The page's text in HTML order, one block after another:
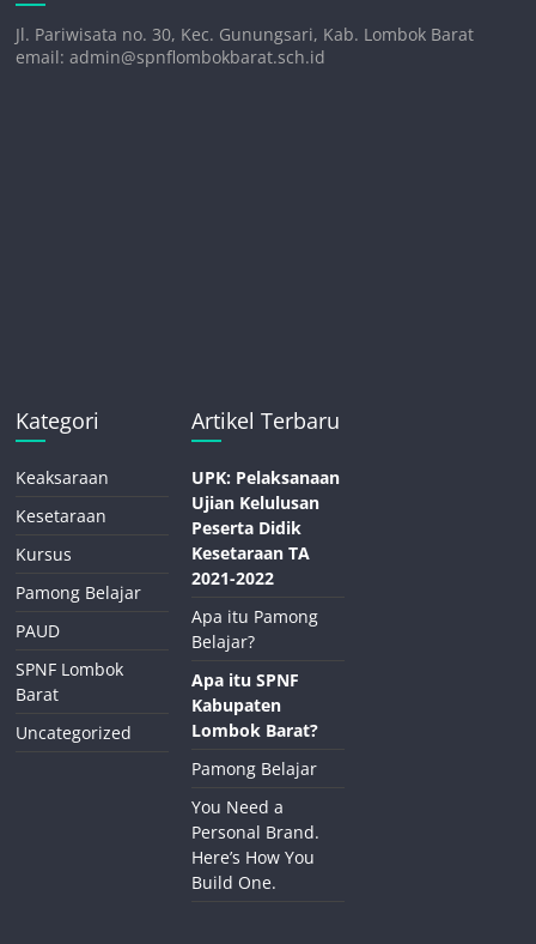
Jl. Pariwisata no. 30, Kec. Gunungsari, Kab. Lombok Barat
email: admin@spnflombokbarat.sch.id
Kategori
Keaksaraan
Kesetaraan
Kursus
Pamong Belajar
PAUD
SPNF Lombok
Barat
Uncategorized
Artikel Terbaru
UPK: Pelaksanaan
Ujian Kelulusan
Peserta Didik
Kesetaraan TA
2021-2022
Apa itu Pamong
Belajar?
Apa itu SPNF
Kabupaten
Lombok Barat?
Pamong Belajar
You Need a
Personal Brand.
Here’s How You
Build One.